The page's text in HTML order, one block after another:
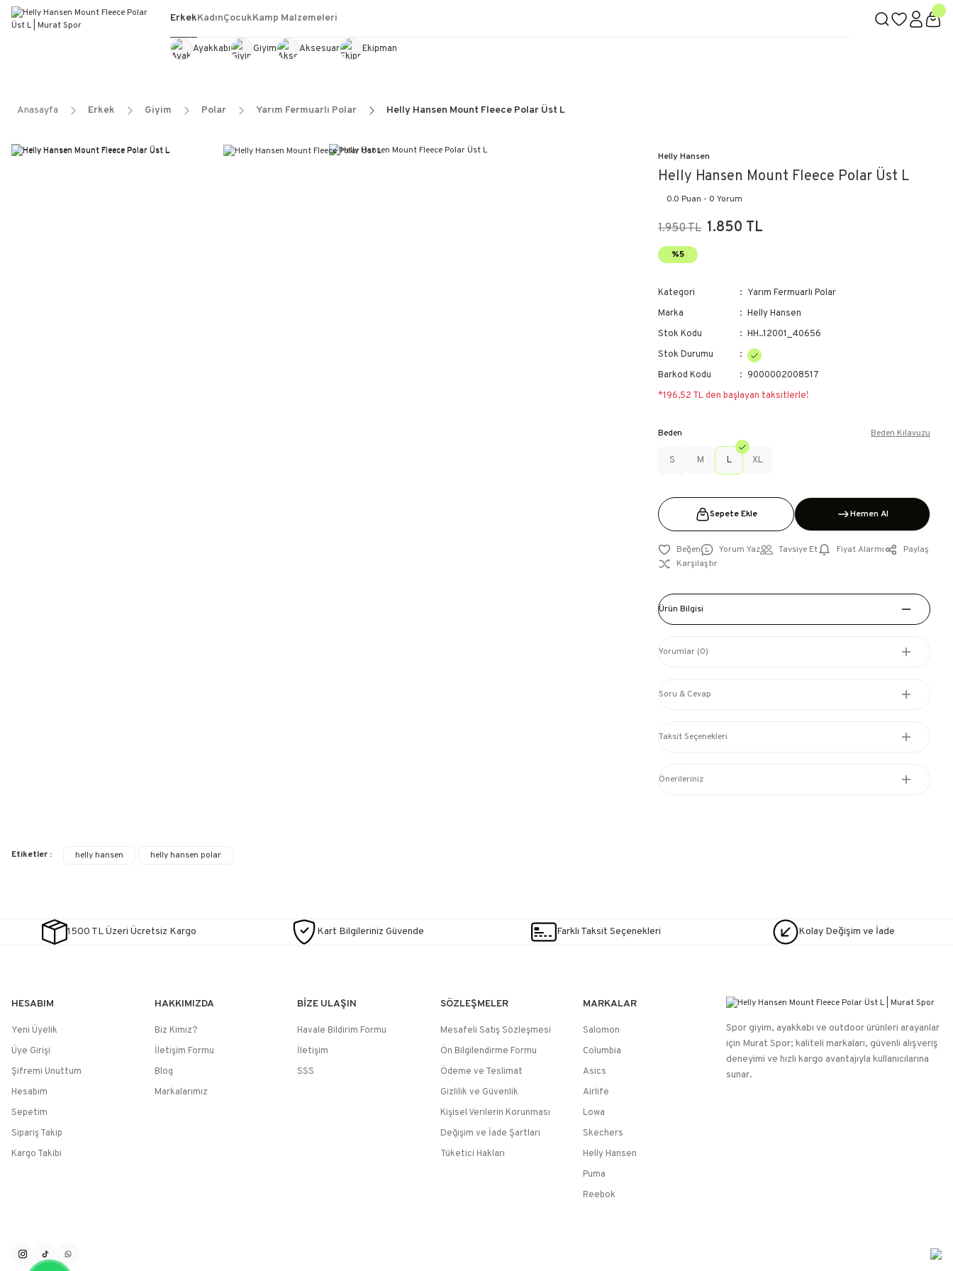
Erkek
Ayakkabı Giyim Aksesuar Ekipman
KadınÇocukKamp Malzemeleri
Anasayfa Erkek Giyim Polar Yarım Fermuarlı Polar Helly Hansen Mount Fleece Polar Üst L
Helly Hansen
Helly Hansen Mount Fleece Polar Üst L
0.0 Puan - 0 Yorum
1.950 TL 1.850 TL
%5
Kategori
Yarım Fermuarlı Polar
Marka
Helly Hansen
Stok Kodu
HH..12001_40656
Stok Durumu
Barkod Kodu
9000002008517
*196,52 TL den başlayan taksitlerle!
Beden
S M L XL
Beden Kılavuzu
Sepete Ekle Hemen Al
Yorum Yaz Tavsiye Et Fiyat Alarmı
Paylaş
Karşılaştır
Ürün Bilgisi
Yorumlar (0)
Soru & Cevap
Taksit Seçenekleri
Önerileriniz
Etiketler : helly hansen helly hansen polar
1500 TL Üzeri Ücretsiz Kargo Kart Bilgileriniz Güvende Farklı Taksit Seçenekleri Kolay Değişim ve İade
HESABIM
Yeni Üyelik
Üye Girişi
Şifremi Unuttum
Hesabım
Sepetim
Sipariş Takip
Kargo Takibi
HAKKIMIZDA
Biz Kimiz?
İletişim Formu
Blog
Markalarımız
BİZE ULAŞIN
Havale Bildirim Formu
İletişim
SSS
SÖZLEŞMELER
Mesafeli Satış Sözleşmesi
Ön Bilgilendirme Formu
Ödeme ve Teslimat
Gizlilik ve Güvenlik
Kişisel Verilerin Korunması
Değişim ve İade Şartları
Tüketici Hakları
MARKALAR
Salomon
Columbia
Asics
Airlife
Lowa
Skechers
Helly Hansen
Puma
Reebok
Spor giyim, ayakkabı ve outdoor ürünleri arayanlar
için Murat Spor; kaliteli markaları, güvenli alışveriş
deneyimi ve hızlı kargo avantajıyla kullanıcılarına
sunar.